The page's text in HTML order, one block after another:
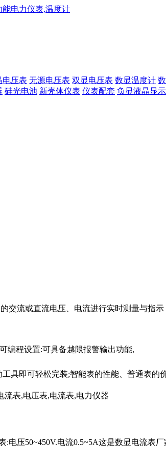
电压表 无源电压表 双显电压表 数显温度计
硅光电池 新壳体仪表 仪表配套 负显液晶显
交流或直流电压、电流进行实时测量与指
编程设置:可具备越限报警输出功能,
具即可轻松完装;智能表的性能、普通表的价
压50~450V.电流0.5~5A这是数显电流表